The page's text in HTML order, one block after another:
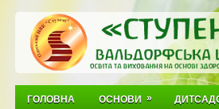
ГОЛОВНА ОСНОВИ »